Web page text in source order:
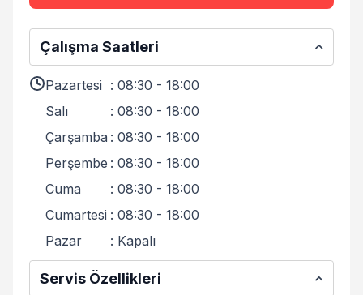
Çalışma Saatleri
Pazartesi : 08:30 - 18:00
Salı
: 08:30 - 18:00
Çarşamba : 08:30 - 18:00
Perşembe : 08:30 - 18:00
Cuma
: 08:30 - 18:00
Cumartesi : 08:30 - 18:00
Pazar
: Kapalı
Servis Özellikleri